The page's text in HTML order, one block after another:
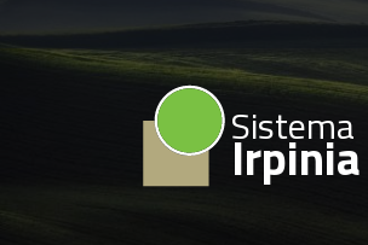
Sistema
Irpinia